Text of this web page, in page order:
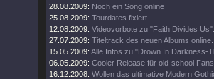
28.08.2009: Noch ein Song online
25.08.2009: Tourdates fixiert
12.08.2009: Videovorbote zu "Faith Divides Us".
27.07.2009: Titeltrack des neuen Albums online.
15.05.2009: Alle Infos zu "Drown In Darkness-
06.05.2009: Cooler Release für old-school
16.12.2008: Wollen das ultimative Modern